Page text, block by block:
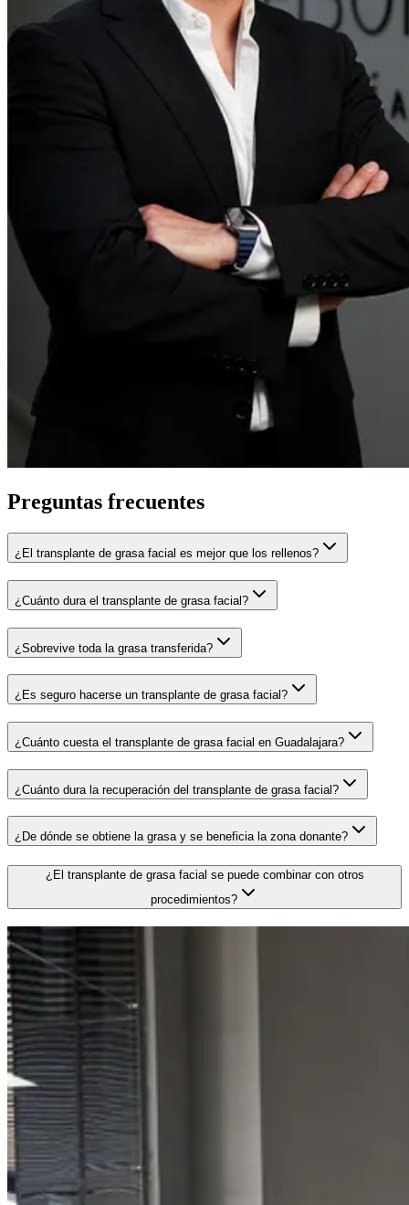
Preguntas frecuentes
¿El transplante de grasa facial es mejor que los rellenos?
¿Cuánto dura el transplante de grasa facial?
¿Sobrevive toda la grasa transferida?
¿Es seguro hacerse un transplante de grasa facial?
¿Cuánto cuesta el transplante de grasa facial en Guadalajara?
¿Cuánto dura la recuperación del transplante de grasa facial?
¿De dónde se obtiene la grasa y se beneficia la zona donante?
¿El transplante de grasa facial se puede combinar con otros
procedimientos?